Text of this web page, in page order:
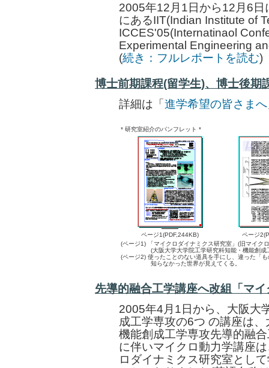
2005年12月1日から12月6
にあるIIT(Indian Institute of
ICCES'05(Internatinaol
Experimental Engineering
(続き：フルレポートを読む)
博士前期課程(留学生)、博士後期
詳細は「 進学希望の皆さまへ
* 研究室紹介のパンフレット *
ページ1(PDF,244KB)
ページ
(ページ1) 「マイクロダイナミクス研究室」(旧マイク
(大阪大学大学院工学研究科知能・機能創成工
(ページ2) 使ったことのない道具を手にし、違った「
知らなかった世界が見えてくる。
先導的融合工学講座へ改組「マ
2005年4月1日から、大阪大
成工学専攻の6つ の講座は
機能創成工学専攻先導的融
に伴いマイクロ動力学講座
ロダイナミクス研究室とし